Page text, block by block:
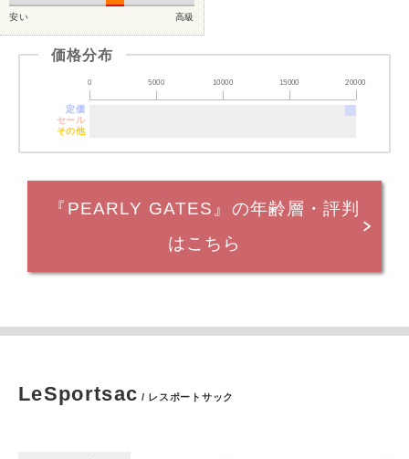
安い 高級
価格分布
0 5000 10000 15000 20000
定価
セール
その他
『PEARLY GATES』の年齢層・評判
はこちら
LeSportsac / レスポートサック